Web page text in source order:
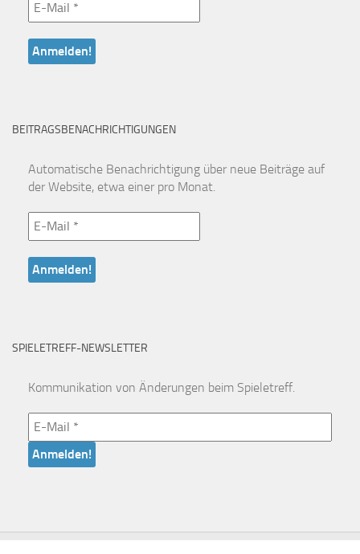
BEITRAGSBENACHRICHTIGUNGEN
Automatische Benachrichtigung über neue Beiträge auf
der Website, etwa einer pro Monat.
SPIELETREFF-NEWSLETTER
Kommunikation von Änderungen beim Spieletreff.